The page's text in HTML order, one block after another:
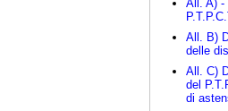
All. A) -
All. B)
delle
All. C)
del
di